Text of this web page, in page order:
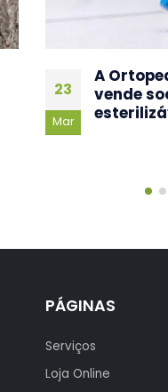
17
PÁGINAS
Serviços
Loja Online